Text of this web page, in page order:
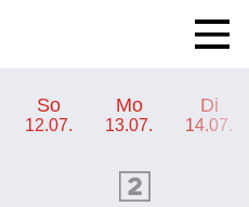
So
12.07.
Mo
13.07.
Di
14.07.
ORF 2 Programm